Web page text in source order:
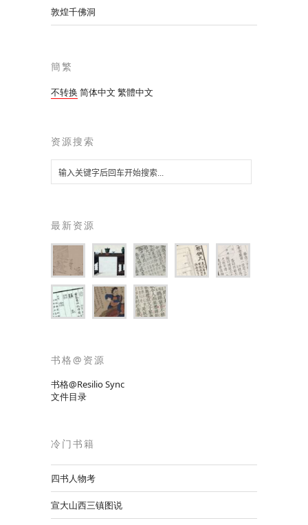
敦煌千佛洞
簡繁
不转换 简体中文 繁體中文
资源搜索
最新资源
书格@资源
书格@Resilio Sync
文件目录
冷门书籍
四书人物考
宣大山西三镇图说